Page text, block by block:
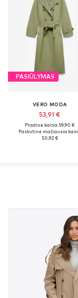
PASIŪLYMAS
VERO MODA
53,91 €
Pradinė kaina: 59,90 €
Paskutinė mažiausia
50,92 €